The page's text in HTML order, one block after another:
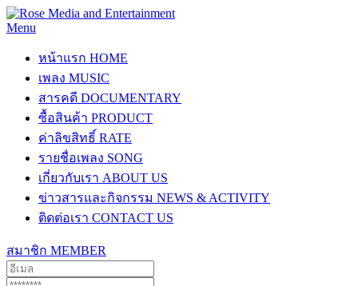
Menu
หน้าแรก HOME
เพลง MUSIC
สารคดี DOCUMENTARY
ซื้อสินค้า PRODUCT
ค่าลิขสิทธิ์ RATE
รายชื่อเพลง SONG
เกี่ยวกับเรา ABOUT US
ข่าวสารและกิจกรรม NEWS & ACTIVITY
ติดต่อเรา CONTACT US
สมาชิก MEMBER